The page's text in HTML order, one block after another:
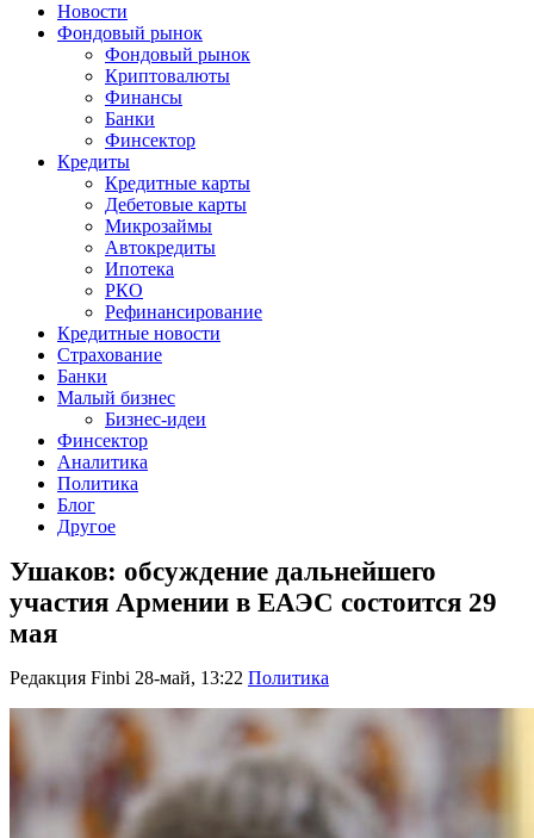
Новости
Фондовый рынок
Фондовый рынок
Криптовалюты
Финансы
Банки
Финсектор
Кредиты
Кредитные карты
Дебетовые карты
Микрозаймы
Автокредиты
Ипотека
РКО
Рефинансирование
Кредитные новости
Страхование
Банки
Малый бизнес
Бизнес-идеи
Финсектор
Аналитика
Политика
Блог
Другое
Ушаков: обсуждение дальнейшего
участия Армении в ЕАЭС состоится 29
мая
Редакция Finbi 28-май, 13:22 Политика